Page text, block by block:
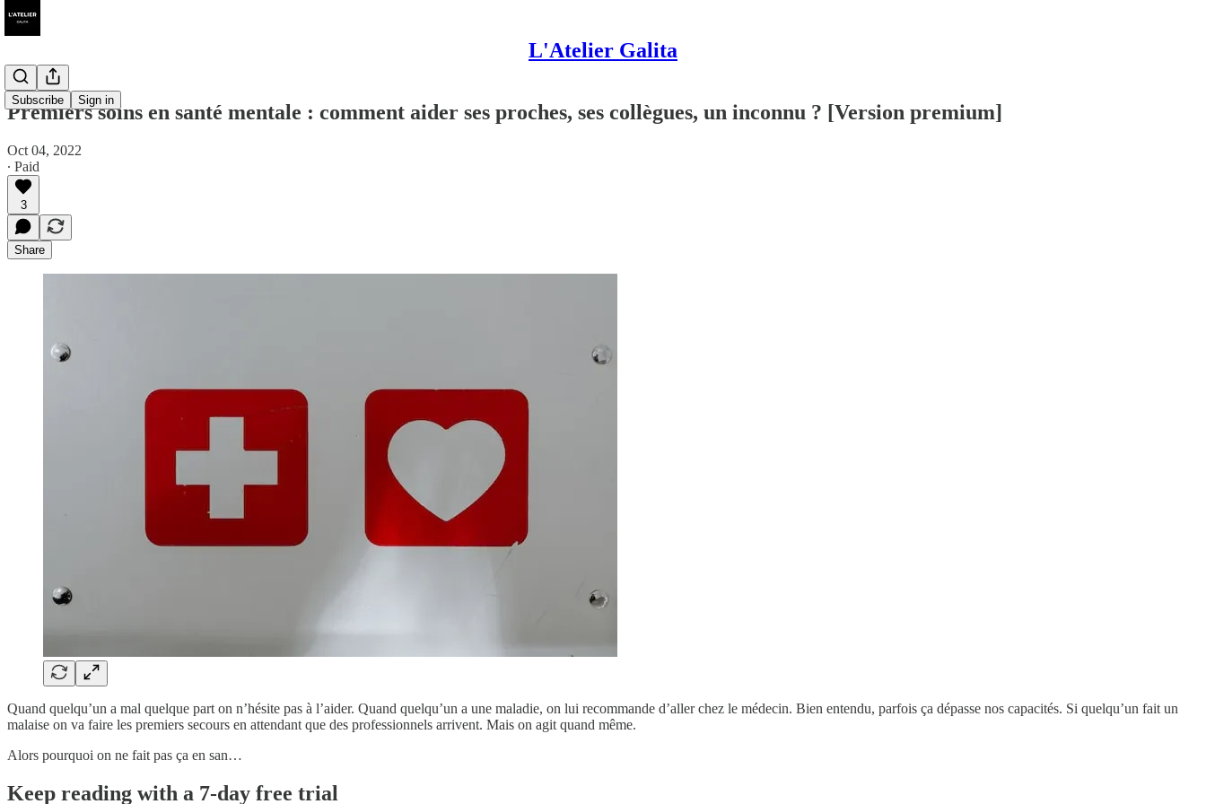
L'Atelier Galita
Subscribe Sign in
Premiers soins en santé mentale : comment aider ses proches, ses collègues, un inconnu ? [Version premium]
Oct 04, 2022
∙ Paid
3
Share
Quand quelqu’un a mal quelque part on n’hésite pas à l’aider. Quand quelqu’un a une maladie, on lui recommande d’aller chez le médecin. Bien entendu, parfois ça dépasse nos capacités. Si quelqu’un fait un
malaise on va faire les premiers secours en attendant que des professionnels arrivent. Mais on agit quand même.
Alors pourquoi on ne fait pas ça en san…
Keep reading with a 7-day free trial